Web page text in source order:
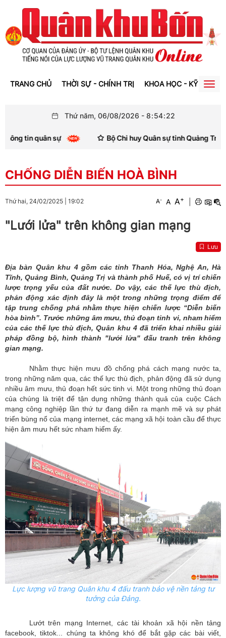
TRANG CHỦ THỜI SỰ - CHÍNH TRỊ KHOA HỌC - KỸ THUẬT
Thứ năm, 06/08/2026 - 8:54:24
sự Bộ Chỉ huy Quân sự tỉnh Quảng Trị khánh thành,
CHỐNG DIỄN BIẾN HOÀ BÌNH
Thứ hai, 24/02/2025 19:02 A- A A+
"Lưới lửa" trên không gian mạng
Lưu
Địa bàn Quân khu 4 gồm các tỉnh Thanh Hóa, Nghệ An, Hà
Tĩnh, Quảng Bình, Quảng Trị và thành phố Huế, có vị trí chiến
lược trọng yếu của đất nước. Do vậy, các thế lực thù địch,
phản động xác định đây là một trong những trọng điểm để
tập trung chống phá nhằm thực hiện chiến lược “Diễn biến
hòa bình”. Trước những âm mưu, thủ đoạn tinh vi, nham hiểm
của các thế lực thù địch, Quân khu 4 đã triển khai nhiều giải
pháp đồng bộ, hình thành "lưới lửa" đấu tranh trên không
gian mạng.
Nhằm thực hiện mưu đồ chống phá cách mạng nước ta,
trong những năm qua, các thế lực thù địch, phản động đã sử dụng
nhiều âm mưu, thủ đoạn hết sức tinh vi. Một trong những thủ đoạn
của chúng là triệt để tận dụng những thành quả của cuộc Cách
mạng công nghiệp lần thứ tư đang diễn ra mạnh mẽ và sự phát
triển bùng nổ của mạng internet, các mạng xã hội toàn cầu để thực
hiện âm mưu hết sức nham hiểm ấy.
Lực lượng vũ trang Quân khu 4 đấu tranh bảo vệ nền tảng tư
tưởng của Đảng.
Lướt trên mạng Internet, các tài khoản xã hội nền tảng
facebook, tiktok... chúng ta không khó để bắt gặp các bài viết,